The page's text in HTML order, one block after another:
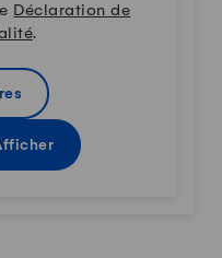
Déclaration de
.